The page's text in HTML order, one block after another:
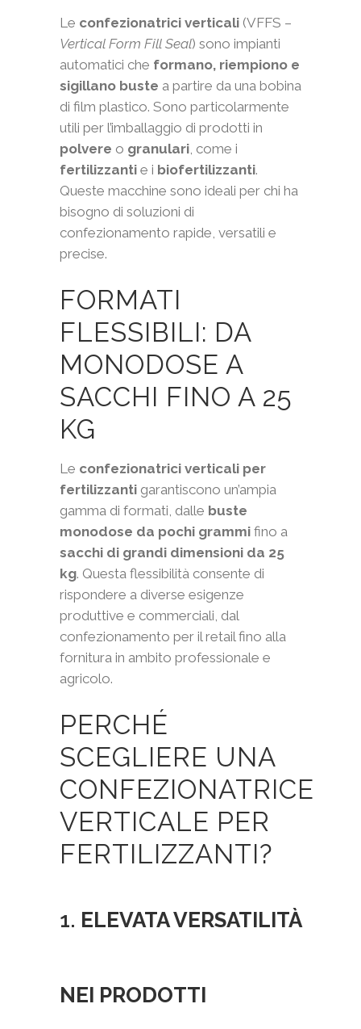
Le confezionatrici verticali (VFFS –
Vertical Form Fill Seal) sono impianti
automatici che formano, riempiono e
sigillano buste a partire da una bobina
di film plastico. Sono particolarmente
utili per l’imballaggio di prodotti in
polvere o granulari, come i
fertilizzanti e i biofertilizzanti.
Queste macchine sono ideali per chi ha
bisogno di soluzioni di
confezionamento rapide, versatili e
precise.
FORMATI
FLESSIBILI: DA
MONODOSE A
SACCHI FINO A 25
KG
Le confezionatrici verticali per
fertilizzanti garantiscono un’ampia
gamma di formati, dalle buste
monodose da pochi grammi fino a
sacchi di grandi dimensioni da 25
kg. Questa flessibilità consente di
rispondere a diverse esigenze
produttive e commerciali, dal
confezionamento per il retail fino alla
fornitura in ambito professionale e
agricolo.
PERCHÉ
SCEGLIERE UNA
CONFEZIONATRICE
VERTICALE PER
FERTILIZZANTI?
1. ELEVATA VERSATILITÀ
NEI PRODOTTI